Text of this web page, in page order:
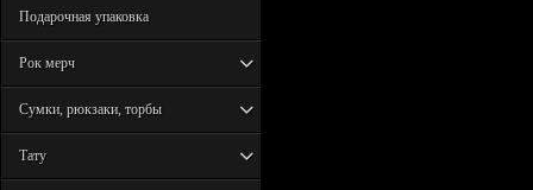
Подарочная упаковка
Рок мерч
Сумки, рюкзаки, торбы
Тату